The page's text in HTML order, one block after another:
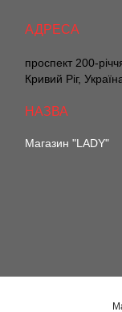
проспект 200-
Кривий Ріг,
Магазин "LADY"